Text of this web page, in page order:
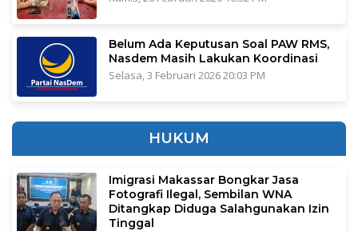
Belum Ada Keputusan Soal PAW RMS,
Nasdem Masih Lakukan Koordinasi
Selasa, 3 Februari 2026 20:03 PM
HUKUM
Imigrasi Makassar Bongkar Jasa
Fotografi Ilegal, Sembilan WNA
Ditangkap Diduga Salahgunakan Izin
Tinggal